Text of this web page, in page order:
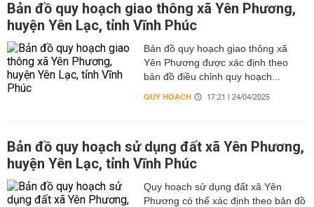
Bản đồ quy hoạch giao thông xã Yên Phương,
huyện Yên Lạc, tỉnh Vĩnh Phúc
Bản đồ quy hoạch giao thông xã
Yên Phương được xác định theo
bản đồ điều chỉnh quy hoạch...
QUY HOẠCH 17:21 | 24/04/2025
Bản đồ quy hoạch sử dụng đất xã Yên Phương,
huyện Yên Lạc, tỉnh Vĩnh Phúc
Quy hoạch sử dụng đất xã Yên
Phương có thể xác định theo bản đồ